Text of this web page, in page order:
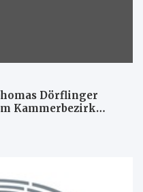
Dörflinger
Kammerbezirk